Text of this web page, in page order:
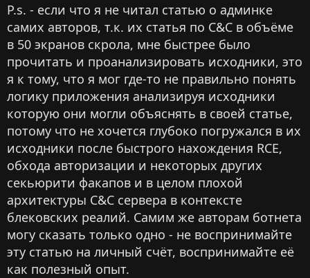
P.s. - если что я не читал статью о админке
самих авторов, т.к. их статья по C&C в объёме
в 50 экранов скрола, мне быстрее было
прочитать и проанализировать исходники, это
я к тому, что я мог где-то не правильно понять
логику приложения анализируя исходники
которую они могли объяснять в своей статье,
потому что не хочется глубоко погружался в их
исходники после быстрого нахождения RCE,
обхода авторизации и некоторых других
секьюрити факапов и в целом плохой
архитектуры C&C сервера в контексте
блековских реалий. Самим же авторам ботнета
могу сказать только одно - не воспринимайте
эту статью на личный счёт, воспринимайте её
как полезный опыт.